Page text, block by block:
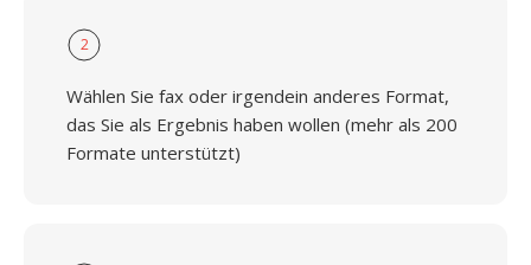
2
Wählen Sie fax oder irgendein anderes Format,
das Sie als Ergebnis haben wollen (mehr als 200
Formate unterstützt)